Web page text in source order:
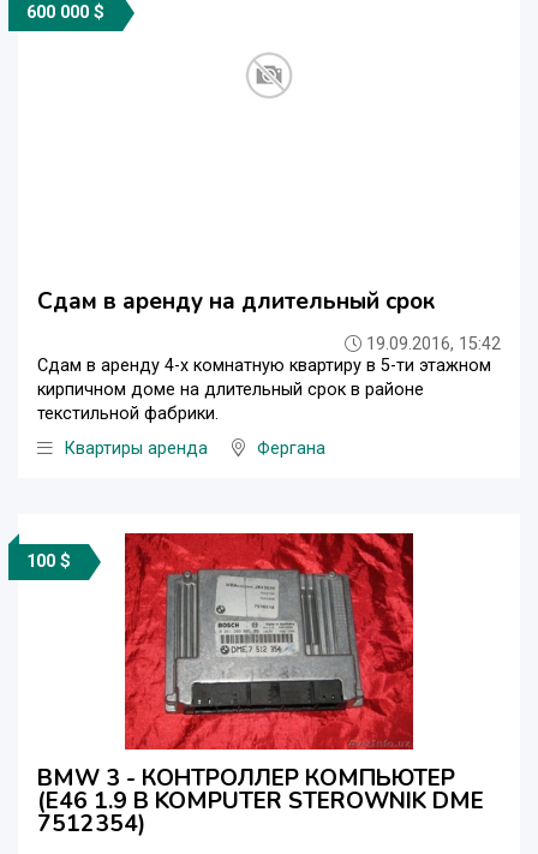
600 000 $
Сдам в аренду на длительный срок
19.09.2016, 15:42
Сдам в аренду 4-х комнатную квартиру в 5-ти этажном
кирпичном доме на длительный срок в районе
текстильной фабрики.
Квартиры аренда
Фергана
100 $
BMW 3 - КОНТРОЛЛЕР КОМПЬЮТЕР
(E46 1.9 B KOMPUTER STEROWNIK DME
7512354)